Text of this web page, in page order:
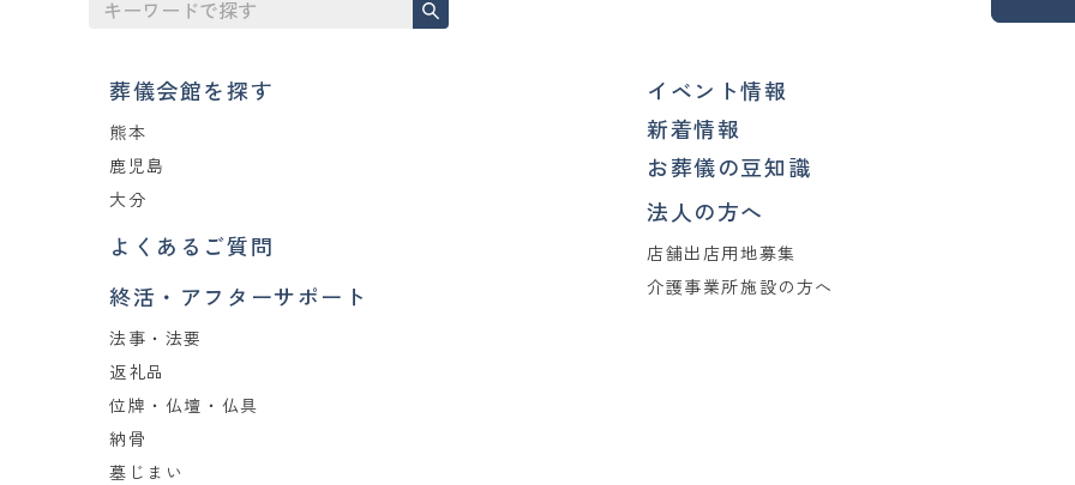
葬儀会館を探す
熊本
鹿児島
大分
よくあるご質問
終活・アフターサポート
法事・法要
返礼品
位牌・仏壇・仏具
納骨
墓じまい
イベント情報
新着情報
お葬儀の豆知識
法人の方へ
店舗出店用地募集
介護事業所施設の方へ